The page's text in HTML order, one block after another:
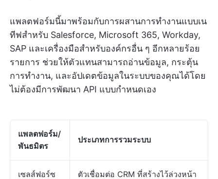
แพลตฟอร์มนี้มาพร้อมกับการผสานการทำงานแบบเน
ทีฟสำหรับ Salesforce, Microsoft 365, Workday,
SAP และเครื่องมือสำหรับองค์กรอื่น ๆ อีกหลายร้อย
รายการ ช่วยให้ตัวแทนสามารถอ่านข้อมูล, กระตุ้น
การทำงาน, และอัปเดตข้อมูลในระบบของคุณได้โดย
ไม่ต้องมีการพัฒนา API แบบกำหนดเอง
แพลตฟอร์ม/
พันธมิตร
ประเภทการรวมระบบ
เซลส์ฟอร์ซ
ตัวเชื่อมต่อ CRM ที่สร้างไว้ล่วงหน้า